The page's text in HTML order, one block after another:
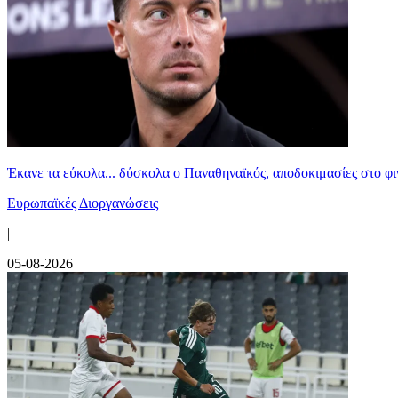
Έκανε τα εύκολα... δύσκολα ο Παναθηναϊκός, αποδοκιμασίες στο
Ευρωπαϊκές Διοργανώσεις
|
05-08-2026